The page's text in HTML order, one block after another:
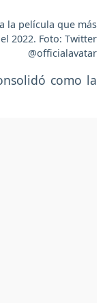
la película que más
2022. Foto: Twitter
@officialavatar
como la